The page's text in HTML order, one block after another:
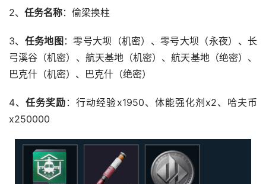
2、 任务名称：偷梁换柱
3、 任务地图 ：零号大坝（机密）、零号大坝（永夜）、长
弓溪谷（机密）、航天基地（机密）、航天基地（绝密）、
巴克什（机密）、巴克什（绝密）
4、任务奖励 ：行动经验x1950、体能强化剂x2、哈夫币
x250000